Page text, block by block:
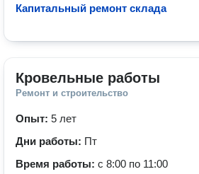
Капитальный ремонт склада
Кровельные работы
Ремонт и строительство
Опыт: 5 лет
Дни работы: Пт
Время работы: с 8:00 по 11:00